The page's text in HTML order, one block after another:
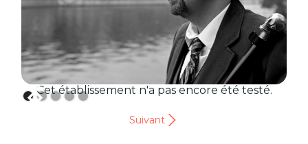
Cet établissement n'a pas encore été testé.
Suivant